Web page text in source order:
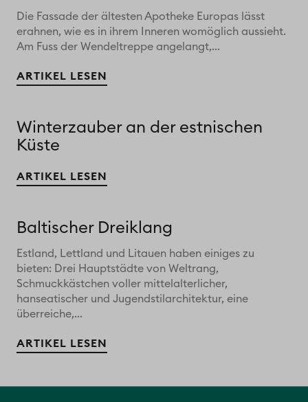
Die Fassade der ältesten Apotheke Europas lässt
erahnen, wie es in ihrem Inneren womöglich aussieht.
Am Fuss der Wendeltreppe angelangt,...
ARTIKEL LESEN
Winterzauber an der estnischen
Küste
ARTIKEL LESEN
Baltischer Dreiklang
Estland, Lettland und Litauen haben einiges zu
bieten: Drei Hauptstädte von Weltrang,
Schmuckkästchen voller mittelalterlicher,
hanseatischer und Jugendstilarchitektur, eine
überreiche,...
ARTIKEL LESEN